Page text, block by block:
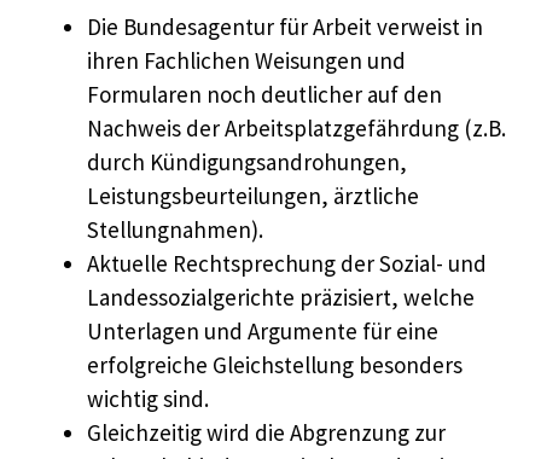
Die Bundesagentur für Arbeit verweist in
ihren Fachlichen Weisungen und
Formularen noch deutlicher auf den
Nachweis der Arbeitsplatzgefährdung (z.B.
durch Kündigungsandrohungen,
Leistungsbeurteilungen, ärztliche
Stellungnahmen).
Aktuelle Rechtsprechung der Sozial- und
Landessozialgerichte präzisiert, welche
Unterlagen und Argumente für eine
erfolgreiche Gleichstellung besonders
wichtig sind.
Gleichzeitig wird die Abgrenzung zur